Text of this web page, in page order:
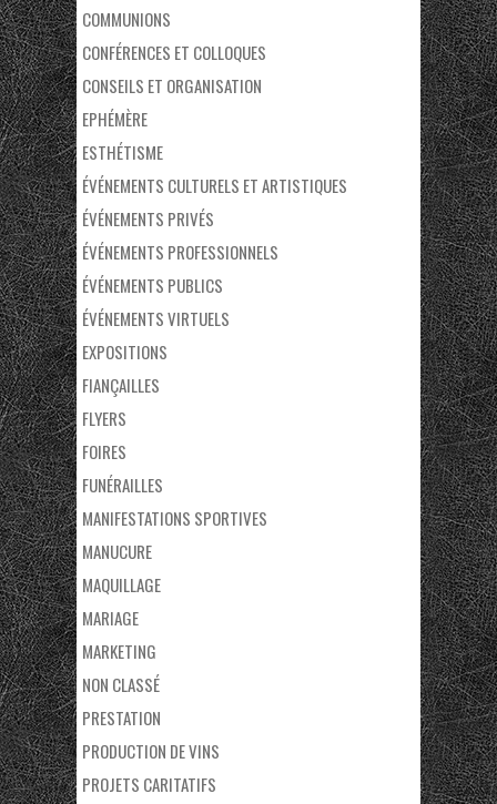
COMMUNIONS
CONFÉRENCES ET COLLOQUES
CONSEILS ET ORGANISATION
EPHÉMÈRE
ESTHÉTISME
ÉVÉNEMENTS CULTURELS ET ARTISTIQUES
ÉVÉNEMENTS PRIVÉS
ÉVÉNEMENTS PROFESSIONNELS
ÉVÉNEMENTS PUBLICS
ÉVÉNEMENTS VIRTUELS
EXPOSITIONS
FIANÇAILLES
FLYERS
FOIRES
FUNÉRAILLES
MANIFESTATIONS SPORTIVES
MANUCURE
MAQUILLAGE
MARIAGE
MARKETING
NON CLASSÉ
PRESTATION
PRODUCTION DE VINS
PROJETS CARITATIFS